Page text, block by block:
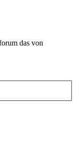
das von